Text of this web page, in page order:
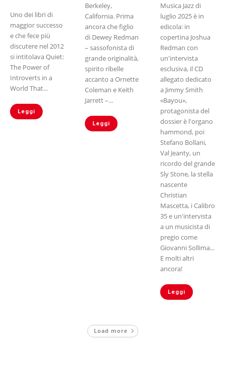
Uno dei libri di
maggior successo
e che fece più
discutere nel 2012
si intitolava Quiet:
The Power of
Introverts in a
World That...
Leggi
Berkeley,
California. Prima
ancora che figlio
di Dewey Redman
– sassofonista di
grande originalità,
spirito ribelle
accanto a Ornette
Coleman e Keith
Jarrett –...
Leggi
Musica Jazz di
luglio 2025 è in
edicola: in
copertina Joshua
Redman con
un'intervista
esclusiva, il CD
allegato dedicato
a Jimmy Smith
«Bayou»,
protagonista del
dossier è l'organo
hammond, poi
Stefano Bollani,
Val Jeanty, un
ricordo del grande
Sly Stone, la stella
nascente
Christian
Mascetta, i Calibro
35 e un'intervista
a un musicista di
pregio come
Giovanni Sollima...
E molti altri
ancora!
Leggi
Load more